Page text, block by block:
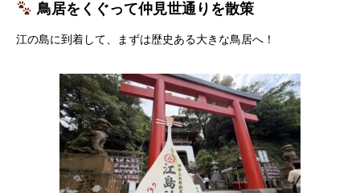
鳥居をくぐって仲見世通りを散策
​江の島に到着して、まずは歴史ある大きな鳥居へ！